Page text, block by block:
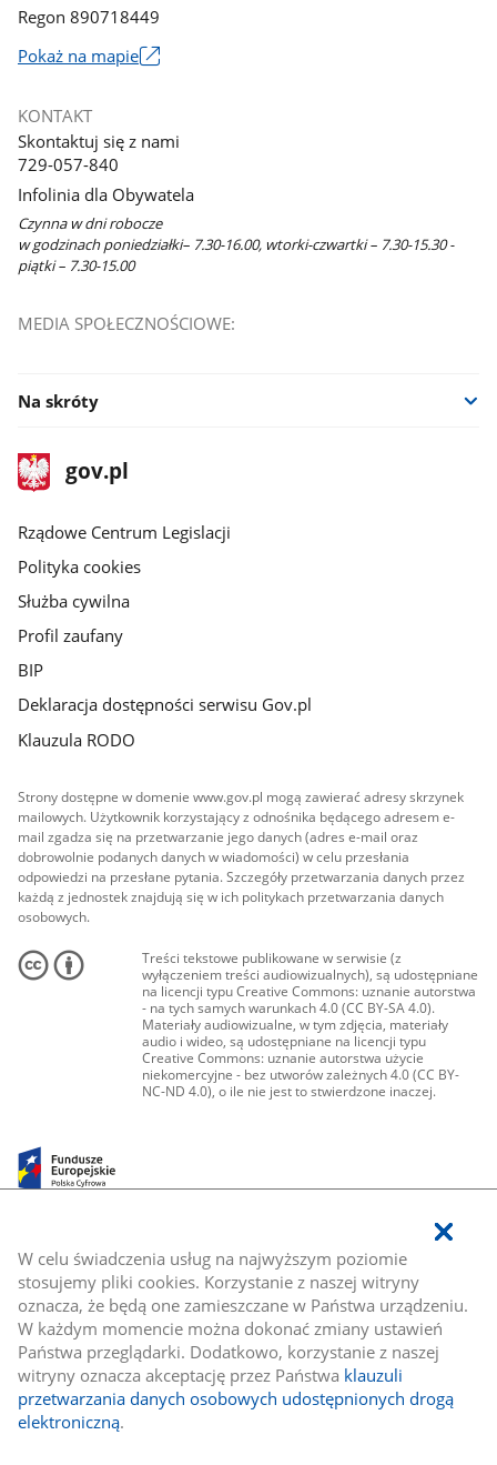
W celu świadczenia usług na najwyższym poziomie
stosujemy pliki cookies. Korzystanie z naszej witryny
oznacza, że będą one zamieszczane w Państwa urządzeniu.
W każdym momencie można dokonać zmiany ustawień
Państwa przeglądarki. Dodatkowo, korzystanie z naszej
witryny oznacza akceptację przez Państwa klauzuli
przetwarzania danych osobowych udostępnionych drogą
elektroniczną.
Regon 890718449
Pokaż na mapieLink
nowym
KONTAKT
Skontaktuj się z nami
729-057-840
Infolinia dla Obywatela
Czynna w dni robocze
w godzinach poniedziałki– 7.30-16.00, wtorki-czwartki – 7.30-15.30 -
piątki – 7.30-15.00
MEDIA SPOŁECZNOŚCIOWE:
Na skróty
stopka
gov.plStrona
gov.pl
Rządowe Centrum Legislacji
Polityka cookies
Służba cywilna
Profil zaufany
BIP
Deklaracja dostępności serwisu Gov.pl
Klauzula RODO
Strony dostępne w domenie www.gov.pl mogą zawierać adresy skrzynek
mailowych. Użytkownik korzystający z odnośnika będącego adresem e-
mail zgadza się na przetwarzanie jego danych (adres e-mail oraz
dobrowolnie podanych danych w wiadomości) w celu przesłania
odpowiedzi na przesłane pytania. Szczegóły przetwarzania danych przez
każdą z jednostek znajdują się w ich politykach przetwarzania danych
osobowych.
Treści tekstowe publikowane w serwisie (z
wyłączeniem treści audiowizualnych), są udostępniane
na licencji typu Creative Commons: uznanie autorstwa
- na tych samych warunkach 4.0 (CC BY-SA 4.0).
Materiały audiowizualne, w tym zdjęcia, materiały
audio i wideo, są udostępniane na licencji typu
Creative Commons: uznanie autorstwa użycie
niekomercyjne - bez utworów zależnych 4.0 (CC BY-
NC-ND 4.0), o ile nie jest to stwierdzone inaczej.